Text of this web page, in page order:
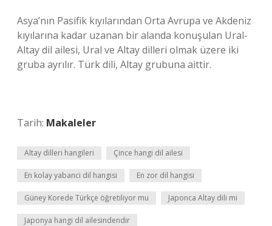
Asya’nın Pasifik kıyılarından Orta Avrupa ve Akdeniz
kıyılarına kadar uzanan bir alanda konuşulan Ural-
Altay dil ailesi, Ural ve Altay dilleri olmak üzere iki
gruba ayrılır. Türk dili, Altay grubuna aittir.
Tarih: Makaleler
Altay dilleri hangileri Çince hangi dil ailesi
En kolay yabanci dil hangisi En zor dil hangisi
Güney Korede Türkçe öğretiliyor mu Japonca Altay dili mi
Japonya hangi dil ailesindendir